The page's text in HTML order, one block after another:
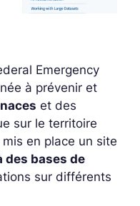
Emergency
à prévenir et
et des
sur le territoire
en place un site
des bases de
sur différents